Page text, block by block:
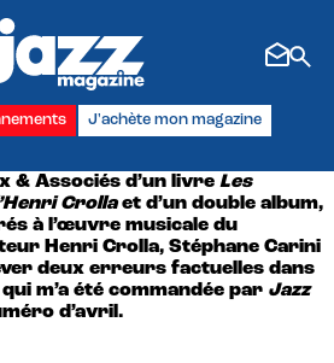
J'achète mon magazine
& Associés d’un livre Les
Crollaet d’un double album,
à l’œuvre musicale du
Henri Crolla, Stéphane Carini
deux erreurs factuelles dans
m’a été commandée par Jazz
d’avril.